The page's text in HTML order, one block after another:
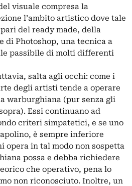
visuale compresa la
l’ambito artistico dove tale
del ready made, della
di Photoshop, una tecnica a
passibile di molti differenti
salta agli occhi: come i
degli artisti tende a operare
warburghiana (pur senza gli
Essi continuano ad
criteri simpatetici, e se uno
è sempre inferiore
opera in tal modo non sospetta
possa e debba richiedere
che operativo, pena lo
non riconosciuto. Inoltre, un